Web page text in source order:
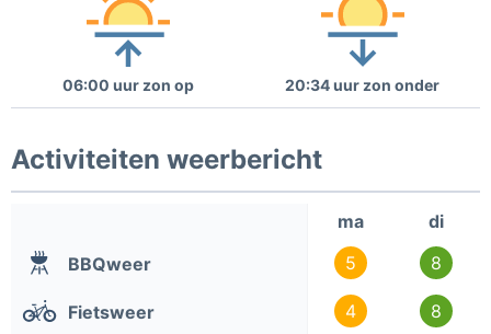
06:00 uur zon op 20:34 uur zon onder
Activiteiten weerbericht
ma
di
BBQweer
5 8
Fietsweer 4 8